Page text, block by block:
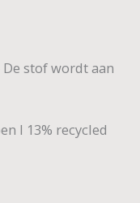
stof wordt aan
I 13% recycled